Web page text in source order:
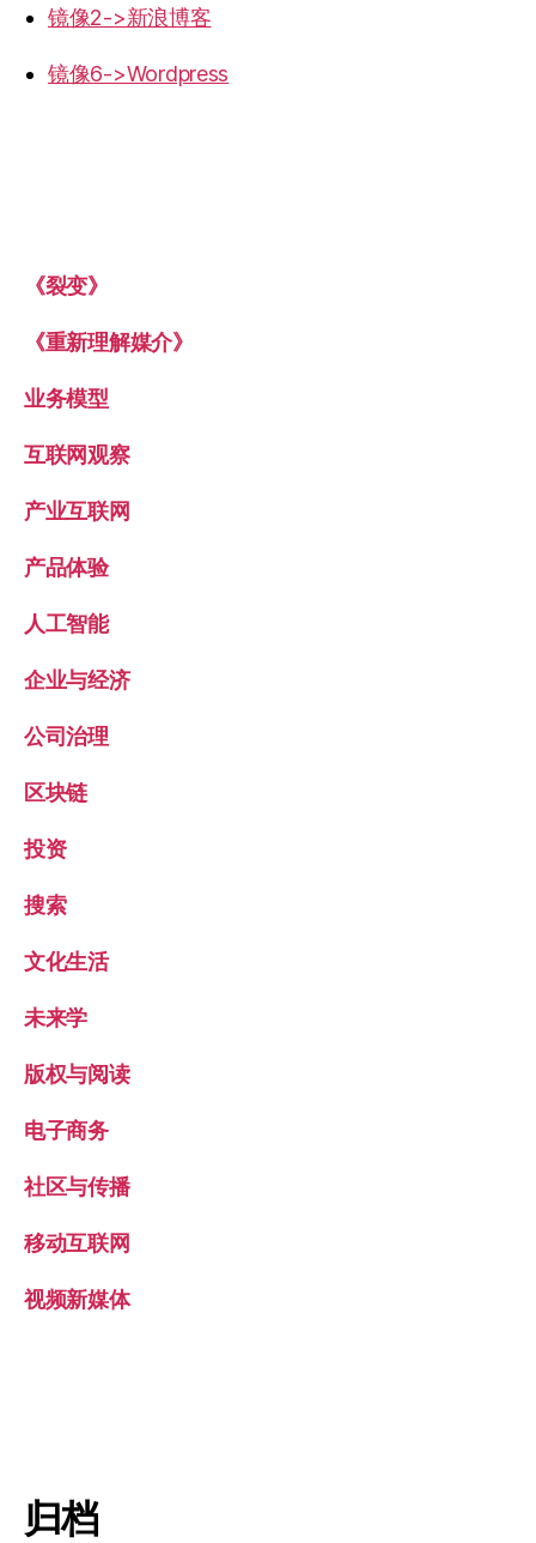
镜像2->新浪博客
镜像6->Wordpress
《裂变》
《重新理解媒介》
业务模型
互联网观察
产业互联网
产品体验
人工智能
企业与经济
公司治理
区块链
投资
搜索
文化生活
未来学
版权与阅读
电子商务
社区与传播
移动互联网
视频新媒体
归档